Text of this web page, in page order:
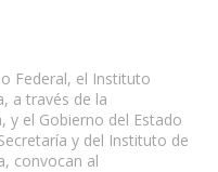
Federal, el Instituto
a través de la
y el Gobierno del Estado
y del Instituto de
convocan al